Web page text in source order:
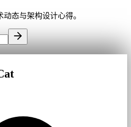
态与架构设计心得。